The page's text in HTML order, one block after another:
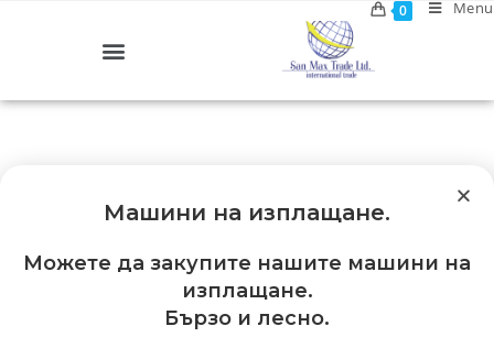
0 Menu
Default sorting
Машини на изплащане.
Можете да закупите нашите машини на
изплащане.
Бързо и лесно.